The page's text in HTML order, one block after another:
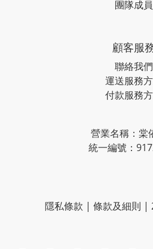
團隊成員
顧客服
聯絡我們
運送服務
付款服務
營業名稱：棠
統一編號：
隱私條款 | 條款及細則 |